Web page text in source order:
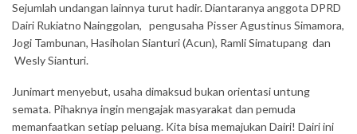
Sejumlah undangan lainnya turut hadir. Diantaranya anggota DPRD
Dairi Rukiatno Nainggolan, pengusaha Pisser Agustinus Simamora,
Jogi Tambunan, Hasiholan Sianturi (Acun), Ramli Simatupang dan
Wesly Sianturi.
Junimart menyebut, usaha dimaksud bukan orientasi untung
semata. Pihaknya ingin mengajak masyarakat dan pemuda
memanfaatkan setiap peluang. Kita bisa memajukan Dairi! Dairi ini